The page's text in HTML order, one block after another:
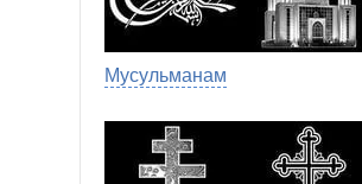
Мусульманам